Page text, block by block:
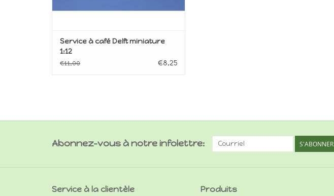
Service à café Delft miniature
1:12
€11,00 €8,25
Abonnez-vous à notre infolettre: S'ABONNER
Service à la clientèle Produits